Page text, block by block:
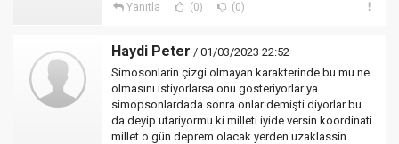
Yanıtla (0) (0)
Haydi Peter / 01/03/2023 22:52
Simosonlarin çizgi olmayan karakterinde bu mu ne
olmasını istiyorlarsa onu gosteriyorlar ya
simopsonlardada sonra onlar demişti diyorlar bu
da deyip utariyormu ki milleti iyide versin koordinati
millet o gün deprem olacak yerden uzaklassin